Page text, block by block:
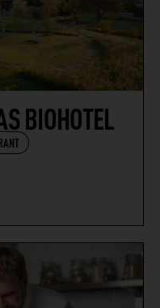
BIOHOTEL